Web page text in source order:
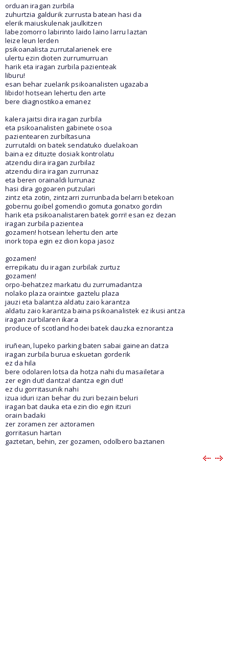
orduan iragan zurbila
zuhurtzia galdurik zurrusta batean hasi da
elerik maiuskulenak jaulkitzen
labezomorro labirinto laido laino larru laztan
leize leun lerden
psikoanalista zurrutalarienek ere
ulertu ezin dioten zurrumurruan
harik eta iragan zurbila pazienteak
liburu!
esan behar zuelarik psikoanalisten ugazaba
libido! hotsean lehertu den arte
bere diagnostikoa emanez
kalera jaitsi dira iragan zurbila
eta psikoanalisten gabinete osoa
pazientearen zurbiltasuna
zurrutaldi on batek sendatuko duelakoan
baina ez dituzte dosiak kontrolatu
atzendu dira iragan zurbilaz
atzendu dira iragan zurrunaz
eta beren orainaldi lurrunaz
hasi dira gogoaren putzulari
zintz eta zotin, zintzarri zurrunbada belarri betekoan
gobernu goibel gomendio gomuta gonatxo gordin
harik eta psikoanalistaren batek gorri! esan ez dezan
iragan zurbila pazientea
gozamen! hotsean lehertu den arte
inork topa egin ez dion kopa jasoz
gozamen!
errepikatu du iragan zurbilak zurtuz
gozamen!
orpo-behatzez markatu du zurrumadantza
nolako plaza oraintxe gaztelu plaza
jauzi eta balantza aldatu zaio karantza
aldatu zaio karantza baina psikoanalistek ez ikusi antza
iragan zurbilaren ikara
produce of scotland hodei batek dauzka eznorantza
iruñean, lupeko parking baten sabai gainean datza
iragan zurbila burua eskuetan gorderik
ez da hila
bere odolaren lotsa da hotza nahi du masailetara
zer egin dut! dantza! dantza egin dut!
ez du gorritasunik nahi
izua iduri izan behar du zuri bezain beluri
iragan bat dauka eta ezin dio egin itzuri
orain badaki
zer zoramen zer aztoramen
gorritasun hartan
gaztetan, behin, zer gozamen, odolbero baztanen